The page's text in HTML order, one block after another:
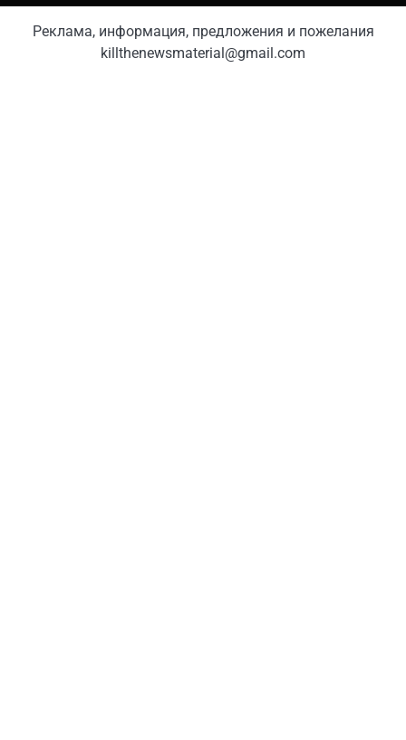
Реклама, информация, предложения и пожелания
killthenewsmaterial@gmail.com